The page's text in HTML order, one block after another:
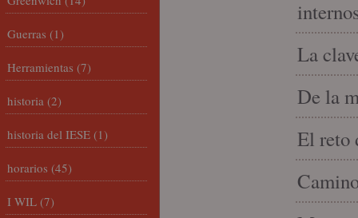
La
De la
El reto
Guerras (1)
Herramientas (7)
historia (2)
historia del IESE (1)
horarios (45)
I WIL (7)